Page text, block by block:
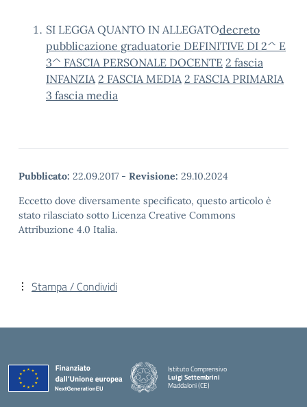
SI LEGGA QUANTO IN ALLEGATOdecreto
pubblicazione graduatorie DEFINITIVE DI 2^ E
3^ FASCIA PERSONALE DOCENTE 2 fascia
INFANZIA 2 FASCIA MEDIA 2 FASCIA PRIMARIA
3 fascia media
Pubblicato: 22.09.2017 - Revisione: 29.10.2024
Eccetto dove diversamente specificato, questo articolo è
stato rilasciato sotto Licenza Creative Commons
Attribuzione 4.0 Italia.
Stampa / Condividi
Istituto Comprensivo
Luigi Settembrini
Maddaloni (CE)